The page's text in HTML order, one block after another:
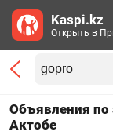
Объявления по
Актобе
Kaspi.kz
Открыть в